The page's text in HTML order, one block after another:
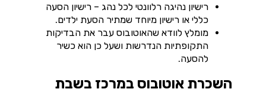
רישיון נהיגה רלוונטי לכל נהג – רישיון הסעה
כללי או רישיון מיוחד שמתיר הסעת ילדים.
מומלץ לוודא שהאוטובוס עבר את הבדיקות
התקופתיות הנדרשות ושעל כן הוא כשיר
להסעה.
השכרת אוטובוס במרכז בשבת